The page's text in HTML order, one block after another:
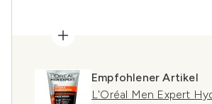
Empfohlener Artikel
L'Oréal Men Expert